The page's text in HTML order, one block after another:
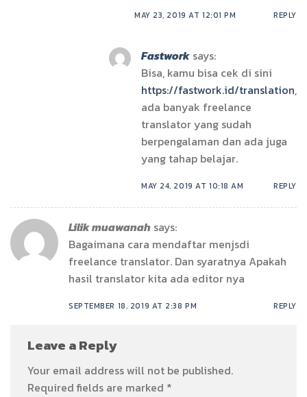
MAY 23, 2019 AT 12:01 PM REPLY
Fastwork says:
Bisa, kamu bisa cek di sini
https://fastwork.id/translation,
ada banyak freelance
translator yang sudah
berpengalaman dan ada juga
yang tahap belajar.
MAY 24, 2019 AT 10:18 AM REPLY
Lilik muawanah says:
Bagaimana cara mendaftar menjsdi
freelance translator. Dan syaratnya Apakah
hasil translator kita ada editor nya
SEPTEMBER 18, 2019 AT 2:38 PM REPLY
Leave a Reply
Your email address will not be published.
Required fields are marked *